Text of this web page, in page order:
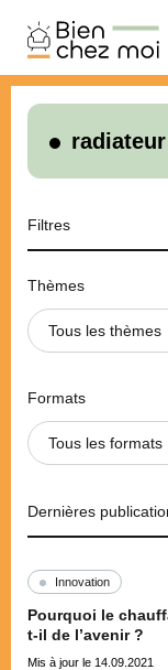
Filtres
Thèmes
Tous les thèmes
Formats
Tous les formats
Dernières
Innovation
Pourquoi le
t-il de l’avenir ?
Mis à jour le 14.09.2021